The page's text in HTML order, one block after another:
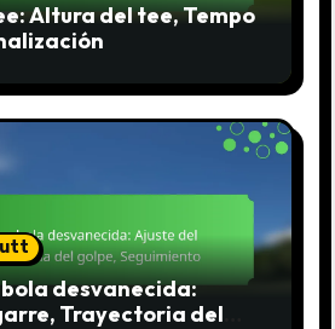
Altura del tee, Tempo
desvanecida:
Trayectoria del